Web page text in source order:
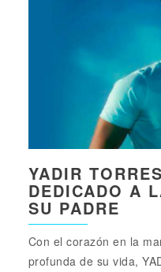
YADIR
DEDICADO A
SU PADRE
Con el corazón en la
profunda de su vida,